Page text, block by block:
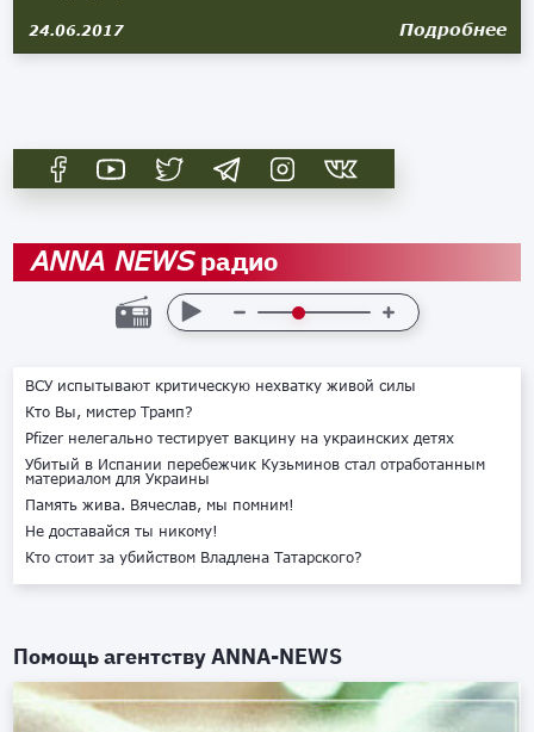
24.06.2017 Подробнее
ANNA NEWSрадио
ВСУ испытывают критическую нехватку живой силы
Кто Вы, мистер Трамп?
Pfizer нелегально тестирует вакцину на украинских детях
Убитый в Испании перебежчик Кузьминов стал отработанным
материалом для Украины
Память жива. Вячеслав, мы помним!
Не доставайся ты никому!
Кто стоит за убийством Владлена Татарского?
Помощь агентствуANNA-NEWS